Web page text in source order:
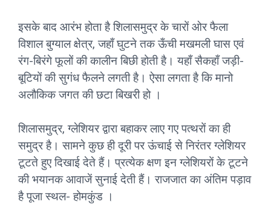
इसके बाद आरंभ होता है शिलासमुद्र के चारों ओर फैला
विशाल बुग्याल क्षेत्र, जहाँ घुटने तक ऊँची मखमली घास एवं
रंग-बिरंगे फूलों की कालीन बिछी होती है। यहाँ सैकहाँ जड़ी-
बूटियों की सुगंध फैलने लगती है। ऐसा लगता है कि मानो
अलौकिक जगत की छटा बिखरी हो ।
शिलासमुद्र, ग्लेशियर द्वारा बहाकर लाए गए पत्थरों का ही
समुद्र है। सामने कुछ ही दूरी पर ऊंचाई से निरंतर ग्लेशियर
टूटते हुए दिखाई देते हैं। प्रत्येक क्षण इन ग्लेशियरों के टूटने
की भयानक आवाजें सुनाई देती हैं। राजजात का अंतिम पड़ाव
है पूजा स्थल- होमकुंड ।